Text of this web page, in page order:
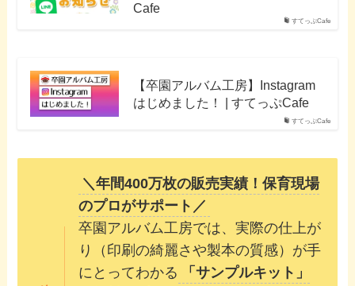
すてっぷCafe
Cafe
すてっぷCafe
【卒園アルバム工房】Instagram
はじめました！ | すてっぷCafe
＼年間400万枚の販売実績！保育現場
のプロがサポート／
卒園アルバム工房では、実際の仕上が
り（印刷の綺麗さや製本の質感）が手
にとってわかる
「サンプルキット」